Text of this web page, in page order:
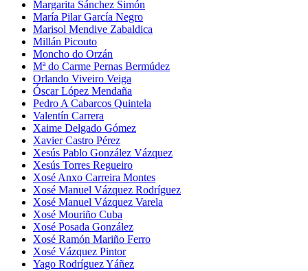
Margarita Sánchez Simón
María Pilar García Negro
Marisol Mendive Zabaldica
Millán Picouto
Moncho do Orzán
Mª do Carme Pernas Bermúdez
Orlando Viveiro Veiga
Óscar López Mendaña
Pedro A Cabarcos Quintela
Valentín Carrera
Xaime Delgado Gómez
Xavier Castro Pérez
Xesús Pablo González Vázquez
Xesús Torres Regueiro
Xosé Anxo Carreira Montes
Xosé Manuel Vázquez Rodríguez
Xosé Manuel Vázquez Varela
Xosé Mouriño Cuba
Xosé Posada González
Xosé Ramón Mariño Ferro
Xosé Vázquez Pintor
Yago Rodríguez Yáñez